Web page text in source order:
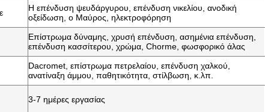
Η επένδυση ψευδάργυρου, επένδυση νικελίου, ανοδική
οξείδωση, ο Μαύρος, ηλεκτροφόρηση
Επίστρωμα δύναμης, χρυσή επένδυση, ασημένια επένδυση,
επένδυση κασσίτερου, χρώμα, Chorme, φωσφορικό άλας
Dacromet, επίστρωμα πετρελαίου, επένδυση χαλκού,
ανατίναξη άμμου, παθητικότητα, στίλβωση, κ.λπ.
3-7 ημέρες εργασίας